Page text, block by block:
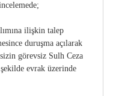
ilişkin talep
duruşma açılarak
görevsiz Sulh Ceza
evrak üzerinde